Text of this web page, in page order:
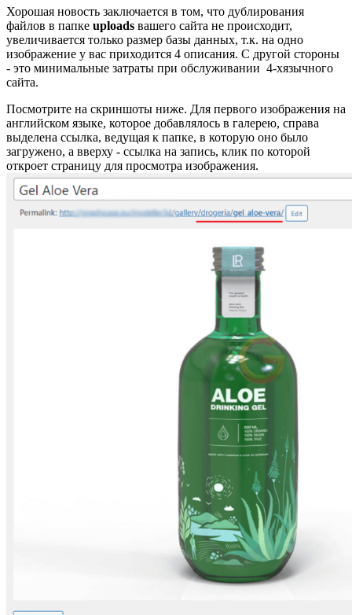
Хорошая новость заключается в том, что дублирования
файлов в папке uploads вашего сайта не происходит,
увеличивается только размер базы данных, т.к. на одно
изображение у вас приходится 4 описания. С другой стороны
- это минимальные затраты при обслуживании 4-хязычного
сайта.
Посмотрите на скриншоты ниже. Для первого изображения на
английском языке, которое добавлялось в галерею, справа
выделена ссылка, ведущая к папке, в которую оно было
загружено, а вверху - ссылка на запись, клик по которой
откроет страницу для просмотра изображения.